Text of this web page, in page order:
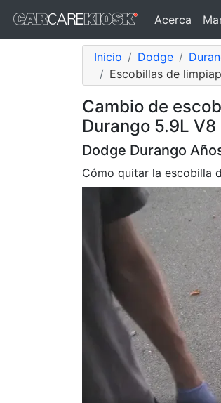
Acerca
Inicio Dodge
Escobillas de
Cambio de
Durango 5.9L V8
Dodge Durango
Cómo quitar la escobilla